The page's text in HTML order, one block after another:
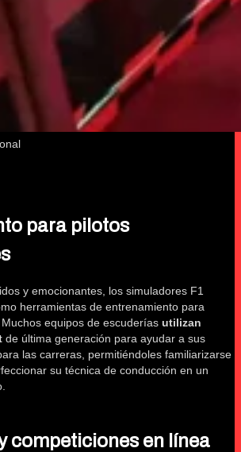
para pilotos
y emocionantes, los simuladores F1
herramientas de entrenamiento para
equipos de escuderías utilizan
de última generación para ayudar a sus
las carreras, permitiéndoles familiarizarse
su técnica de conducción en un
competiciones en línea